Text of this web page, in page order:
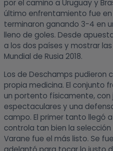
por el camino a Uruguay y
último enfrentamiento fue en
terminaron ganando 3-4 en
lleno de goles. Desde
a los dos países y mostrar
Mundial de Rusia 2018.
Los de Deschamps pudieron
propia medicina. El conjunto
un portento físicamente,
espectaculares y una
campo. El primer tanto llegó
controla tan bien la
Varane fue el más listo. Se